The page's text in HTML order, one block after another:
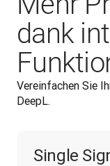
dank
Vereinfachen Sie
DeepL.
Single